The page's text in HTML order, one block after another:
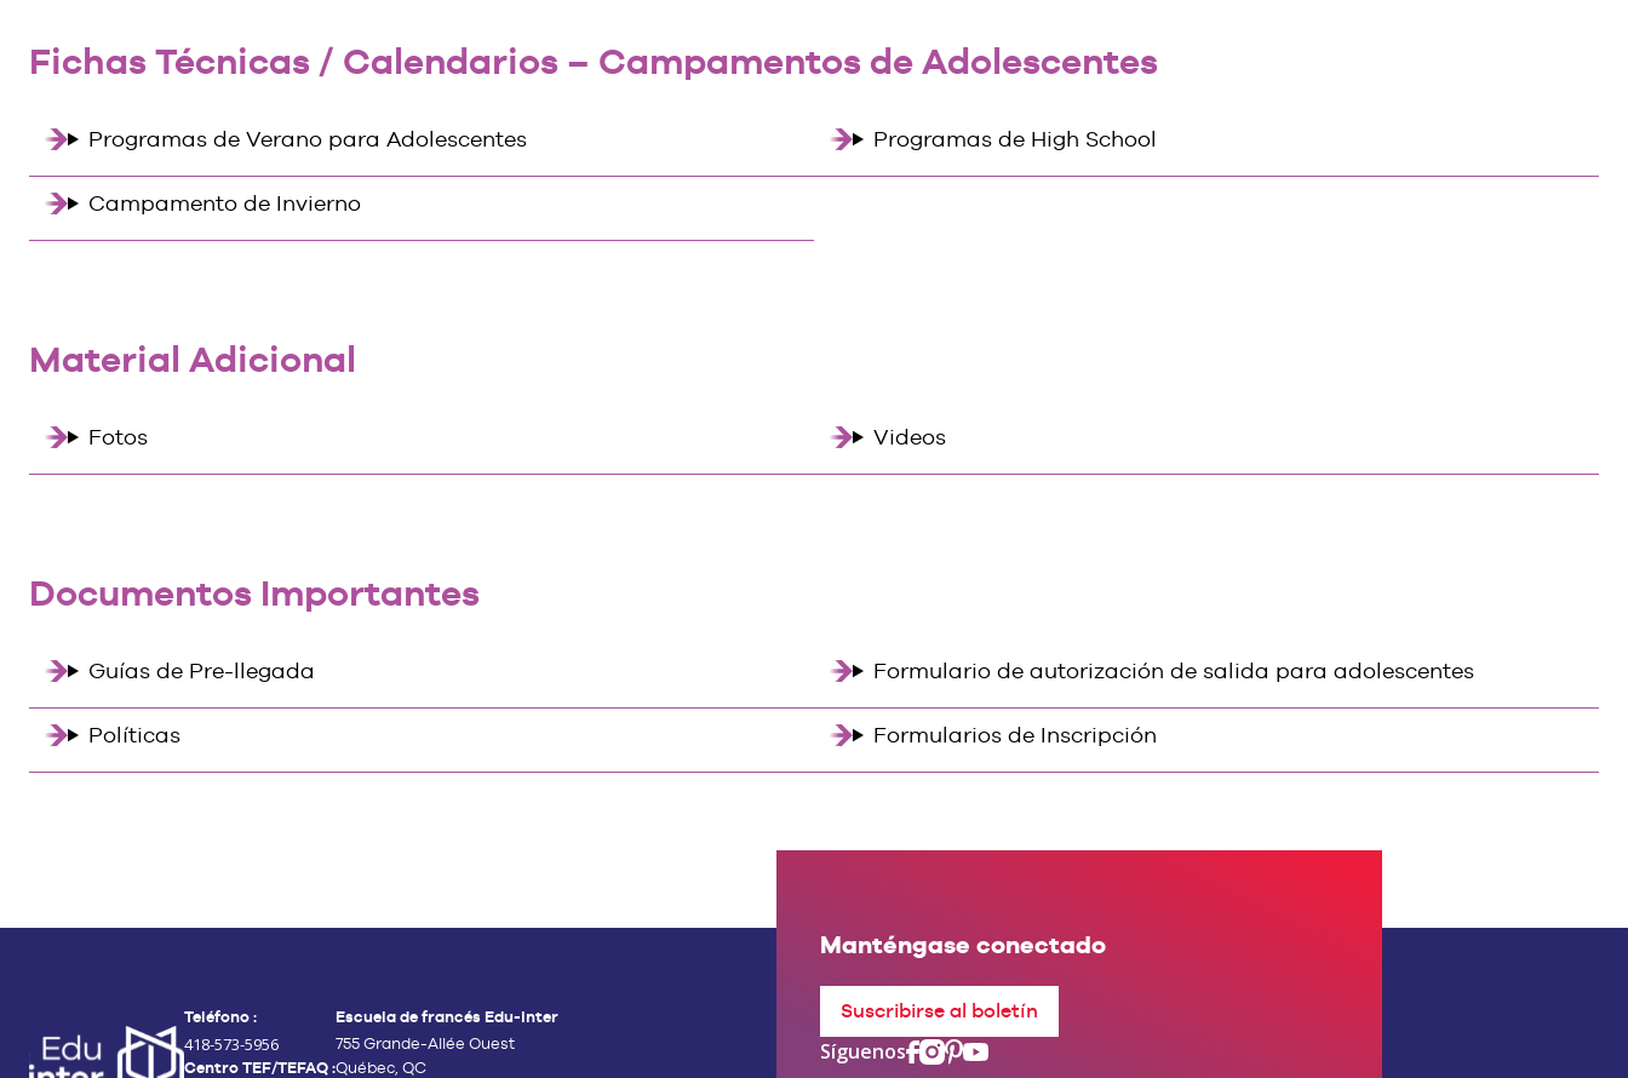
Fichas Técnicas / Calendarios – Campamentos de Adolescentes
Programas de Verano para Adolescentes
Campamento de Invierno
Programas de High School
Material Adicional
Fotos Videos
Documentos Importantes
Guías de Pre-llegada
Políticas
Formulario de autorización de salida para adolescentes
Formularios de Inscripción
Teléfono :
418-573-5956
Centro TEF/TEFAQ :
Escuela de francés Edu-inter
755 Grande-Allée Ouest
Québec, QC
Manténgase conectado
Suscribirse al boletín
Síguenos